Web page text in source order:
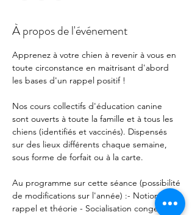
À propos de l'événement
Apprenez à votre chien à revenir à vous en
toute circonstance en maitrisant d'abord
les bases d'un rappel positif !
Nos cours collectifs d'éducation canine
sont ouverts à toute la famille et à tous les
chiens (identifiés et vaccinés). Dispensés
sur des lieux différents chaque semaine,
sous forme de forfait ou à la carte.
Au programme sur cette séance (possibilité
de modifications sur l'année) :- Notions du
rappel et théorie - Socialisation congénères